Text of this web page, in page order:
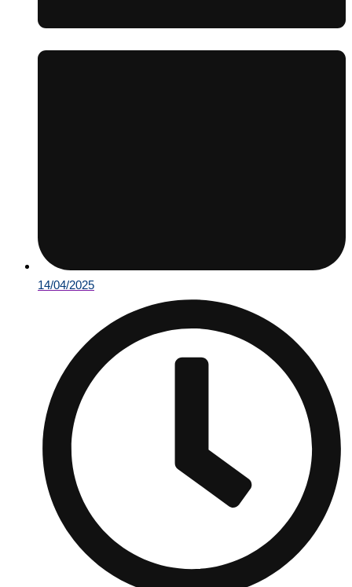
14/04/2025